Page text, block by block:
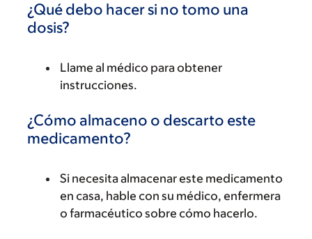
¿Qué debo hacer si no tomo una
dosis?
Llame al médico para obtener
instrucciones.
¿Cómo almaceno o descarto este
medicamento?
Si necesita almacenar este medicamento
en casa, hable con su médico, enfermera
o farmacéutico sobre cómo hacerlo.